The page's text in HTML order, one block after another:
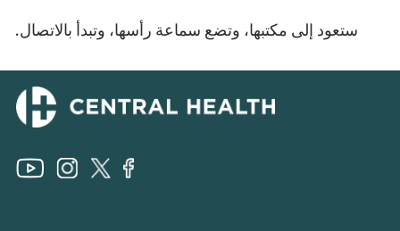
ستعود إلى مكتبها، وتضع سماعة رأسها، وتبدأ بالاتصال.